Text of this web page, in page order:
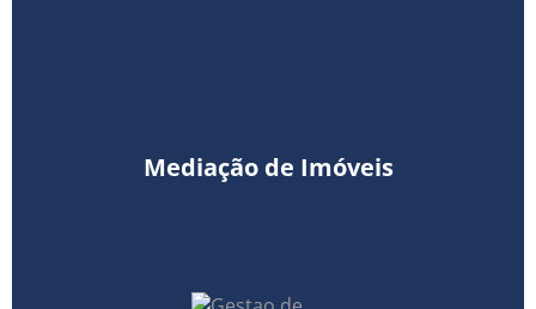
Mediação de Imóveis